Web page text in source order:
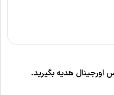
هدیه بگیرید.